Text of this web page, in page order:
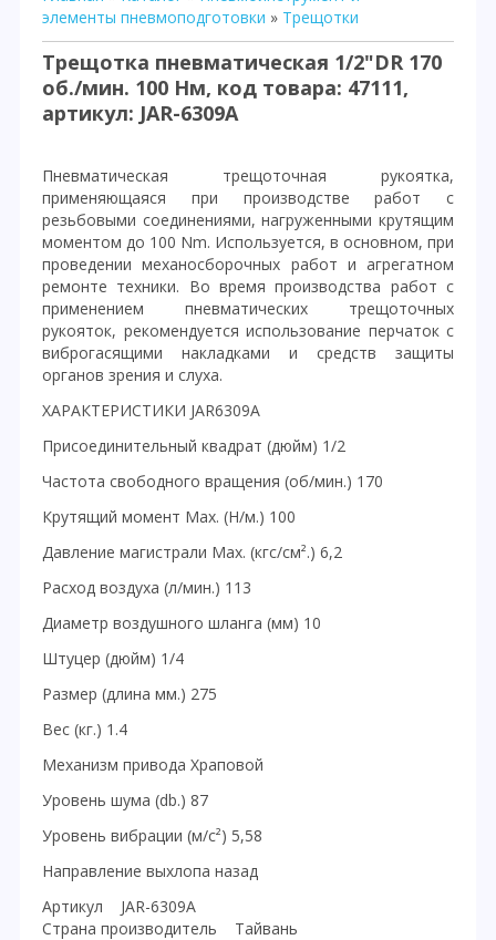
элементы пневмоподготовки » Трещотки
Трещотка пневматическая 1/2"DR 170
об./мин. 100 Нм, код товара: 47111,
артикул: JAR-6309A
Пневматическая трещоточная рукоятка,
применяющаяся при производстве работ с
резьбовыми соединениями, нагруженными крутящим
моментом до 100 Nm. Используется, в основном, при
проведении механосборочных работ и агрегатном
ремонте техники. Во время производства работ с
применением пневматических трещоточных
рукояток, рекомендуется использование перчаток с
виброгасящими накладками и средств защиты
органов зрения и слуха.
ХАРАКТЕРИСТИКИ JAR6309A
Присоединительный квадрат (дюйм) 1/2
Частота свободного вращения (об/мин.) 170
Крутящий момент Мах. (Н/м.) 100
Давление магистрали Мах. (кгс/см².) 6,2
Расход воздуха (л/мин.) 113
Диаметр воздушного шланга (мм) 10
Штуцер (дюйм) 1/4
Размер (длина мм.) 275
Вес (кг.) 1.4
Механизм привода Храповой
Уровень шума (db.) 87
Уровень вибрации (м/с²) 5,58
Направление выхлопа назад
Артикул JAR-6309A
Страна производитель Тайвань